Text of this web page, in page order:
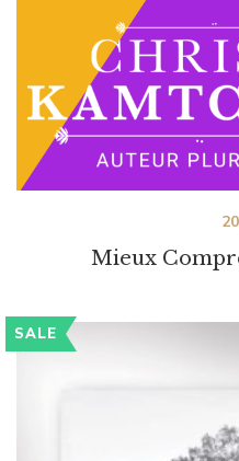
Mieux
SALE